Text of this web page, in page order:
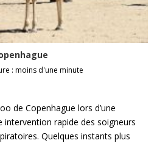
: moins d'une minute
de Copenhague lors d’une
intervention rapide des soigneurs
Quelques instants plus